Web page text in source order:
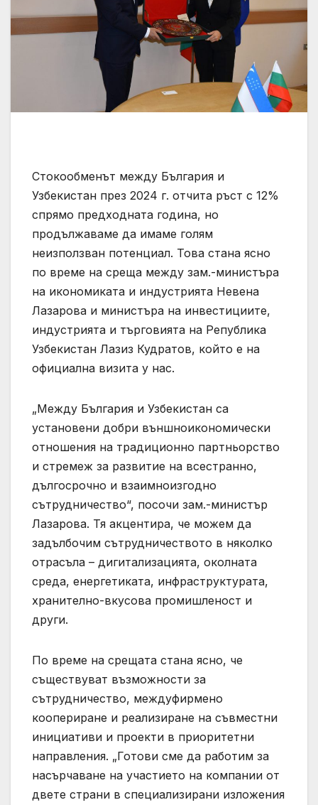
Стокообменът между България и
Узбекистан през 2024 г. отчита ръст с 12%
спрямо предходната година, но
продължаваме да имаме голям
неизползван потенциал. Това стана ясно
по време на среща между зам.-министъра
на икономиката и индустрията Невена
Лазарова и министъра на инвестициите,
индустрията и търговията на Република
Узбекистан Лазиз Кудратов, който е на
официална визита у нас.
„Между България и Узбекистан са
установени добри външноикономически
отношения на традиционно партньорство
и стремеж за развитие на всестранно,
дългосрочно и взаимноизгодно
сътрудничество“, посочи зам.-министър
Лазарова. Тя акцентира, че можем да
задълбочим сътрудничеството в няколко
отрасъла – дигитализацията, околната
среда, енергетиката, инфраструктурата,
хранително-вкусова промишленост и
други.
По време на срещата стана ясно, че
съществуват възможности за
сътрудничество, междуфирмено
коопериране и реализиране на съвместни
инициативи и проекти в приоритетни
направления. „Готови сме да работим за
насърчаване на участието на компании от
двете страни в специализирани изложения